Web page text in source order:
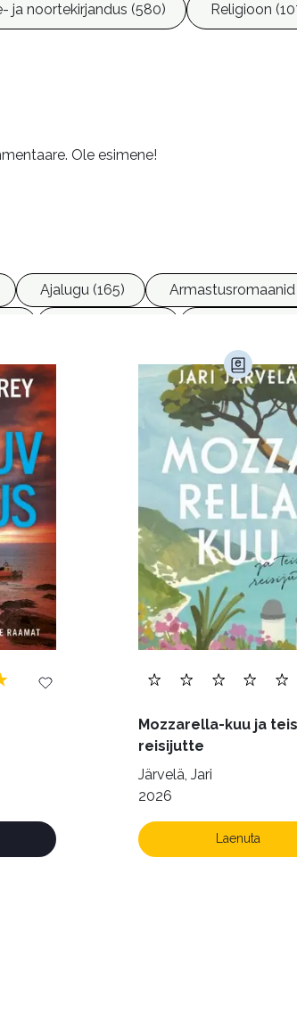
ja noortekirjandus (580) Religioon
Ole esimene!
Ajalugu (165)
Krimi ja põnevik
Loodus (54)
Loodusteadus (32)
Psühholoogia (184)
Rahandus (47)
(9)
Tervis (147)
Ühiskond
Mozzarella-kuu ja
reisijutte
Järvelä, Jari
2026
Laenuta